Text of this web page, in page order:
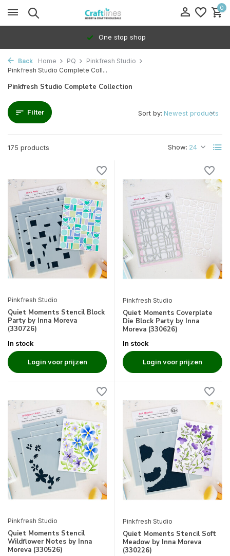
0
100% Dedicated to independents
Back Home PQ
Pinkfresh Studio
Pinkfresh Studio Complete Coll...
Pinkfresh Studio Complete Collection
Filter
175 products Show:
Sort by:
Pinkfresh Studio
Quiet Moments Stencil Block
Party by Inna Moreva
(330726)
In stock
Login voor prijzen
Pinkfresh Studio
Quiet Moments Coverplate
Die Block Party by Inna
Moreva (330626)
In stock
Login voor prijzen
Pinkfresh Studio
Quiet Moments Stencil
Wildflower Notes by Inna
Moreva (330526)
Pinkfresh Studio
Quiet Moments Stencil Soft
Meadow by Inna Moreva
(330226)